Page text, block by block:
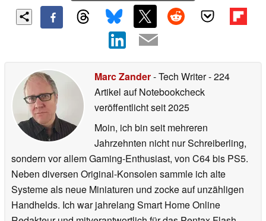
Marc Zander- Tech Writer- 224
Artikel auf Notebookcheck
veröffentlichtseit 2025
Moin, ich bin seit mehreren
Jahrzehnten nicht nur Schreiberling,
sondern vor allem Gaming-Enthusiast, von C64 bis PS5.
Neben diversen Original-Konsolen sammle ich alte
Systeme als neue Miniaturen und zocke auf unzähligen
Handhelds. Ich war jahrelang Smart Home Online